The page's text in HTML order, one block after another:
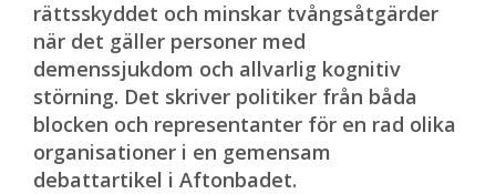
rättsskyddet och minskar tvångsåtgärder
när det gäller personer med
demenssjukdom och allvarlig kognitiv
störning. Det skriver politiker från båda
blocken och representanter för en rad olika
organisationer i en gemensam
debattartikel i Aftonbadet.